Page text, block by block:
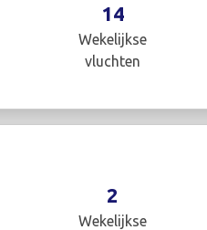
14
Wekelijkse
vluchten
2
Wekelijkse